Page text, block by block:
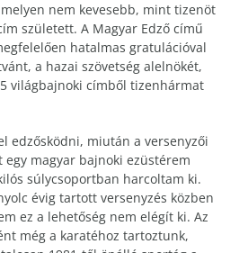
nem kevesebb, mint tizenöt
született. A Magyar Edző című
hatalmas gratulációval
a hazai szövetség alelnökét,
világbajnoki címből tizenhármat
edzősködni, miután a versenyzői
egy magyar bajnoki ezüstérem
súlycsoportban harcoltam ki.
évig tartott versenyzés közben
ez a lehetőség nem elégít ki. Az
még a karatéhoz tartoztunk,